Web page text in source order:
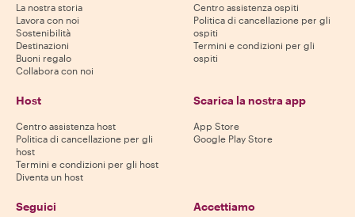
La nostra storia
Lavora con noi
Sostenibilità
Destinazioni
Buoni regalo
Collabora con noi
Centro assistenza ospiti
Politica di cancellazione per gli
ospiti
Termini e condizioni per gli
ospiti
Host
Centro assistenza host
Politica di cancellazione per gli
host
Termini e condizioni per gli host
Diventa un host
Scarica la nostra app
App Store
Google Play Store
Seguici Accettiamo